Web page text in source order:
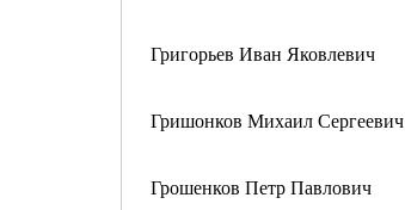
Григорьев Иван Яковлевич
Гришонков Михаил Сергеевич
Грошенков Петр Павлович